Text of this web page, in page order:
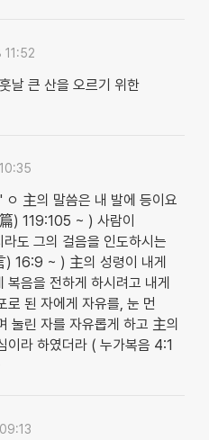
11:52
날 큰 산을 오르기 위한
主의 말씀은 내 발에 등이요
) 119:105 ~ ) 사람이
도 그의 걸음을 인도하시는
) 16:9 ~ ) 主의 성령이 내게
음을 전하게 하시려고 내게
로 된 자에게 자유를, 눈 먼
눌린 자를 자유롭게 하고 主의
이라 하였더라 ( 누가복음 4:1